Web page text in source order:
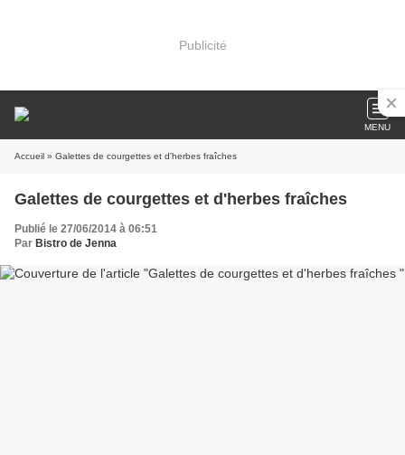
Publicité
MENU
Accueil » Galettes de courgettes et d'herbes fraîches
Galettes de courgettes et d'herbes fraîches
Publié le 27/06/2014 à 06:51
Par Bistro de Jenna